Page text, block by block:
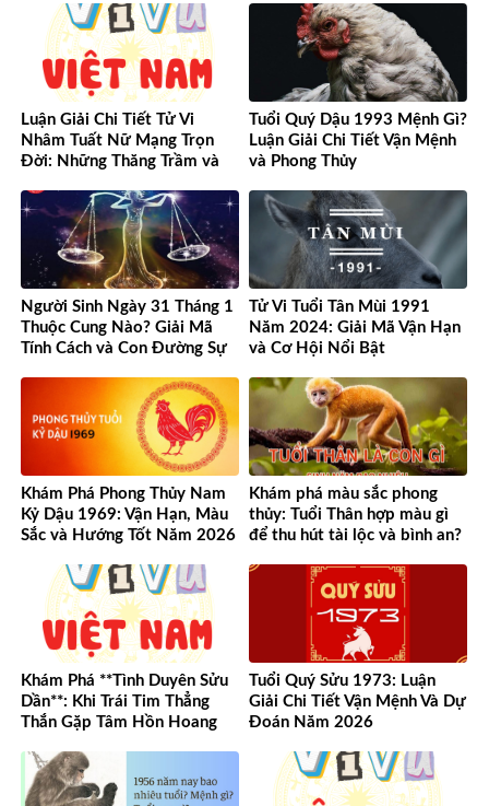
Luận Giải Chi Tiết Tử Vi
Nhâm Tuất Nữ Mạng Trọn
Đời: Những Thăng Trầm và
Tuổi Quý Dậu 1993 Mệnh Gì?
Luận Giải Chi Tiết Vận Mệnh
và Phong Thủy
Người Sinh Ngày 31 Tháng 1
Thuộc Cung Nào? Giải Mã
Tính Cách và Con Đường Sự
Tử Vi Tuổi Tân Mùi 1991
Năm 2024: Giải Mã Vận Hạn
và Cơ Hội Nổi Bật
Khám Phá Phong Thủy Nam
Kỷ Dậu 1969: Vận Hạn, Màu
Sắc và Hướng Tốt Năm 2026
Khám phá màu sắc phong
thủy: Tuổi Thân hợp màu gì
để thu hút tài lộc và bình an?
Khám Phá **Tình Duyên Sửu
Dần**: Khi Trái Tim Thẳng
Thắn Gặp Tâm Hồn Hoang
Tuổi Quý Sửu 1973: Luận
Giải Chi Tiết Vận Mệnh Và Dự
Đoán Năm 2026